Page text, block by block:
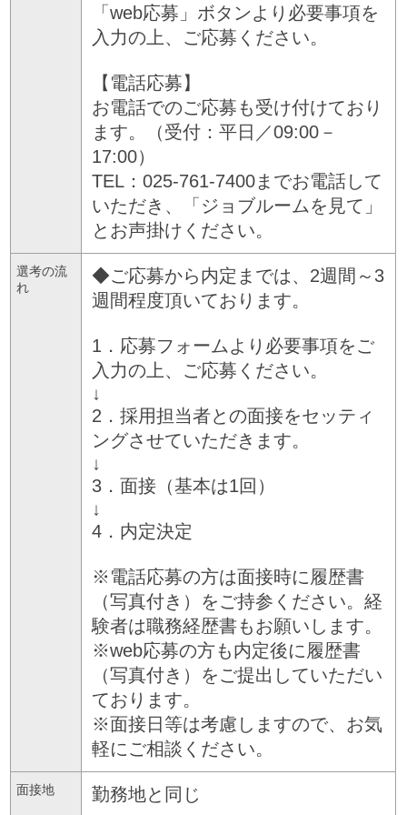
「web応募」ボタンより必要事項を
入力の上、ご応募ください。
【電話応募】
お電話でのご応募も受け付けており
ます。（受付：平日／09:00－
17:00）
TEL：025-761-7400までお電話して
いただき、「ジョブルームを見て」
とお声掛けください。
選考の流
れ
◆ご応募から内定までは、2週間～3
週間程度頂いております。
1．応募フォームより必要事項をご
入力の上、ご応募ください。
↓
2．採用担当者との面接をセッティ
ングさせていただきます。
↓
3．面接（基本は1回）
↓
4．内定決定
※電話応募の方は面接時に履歴書
（写真付き）をご持参ください。経
験者は職務経歴書もお願いします。
※web応募の方も内定後に履歴書
（写真付き）をご提出していただい
ております。
※面接日等は考慮しますので、お気
軽にご相談ください。
面接地 勤務地と同じ